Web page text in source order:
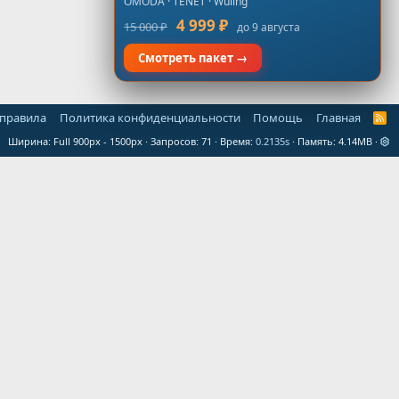
Политика конфиденциальности Помощь Главная
R
S
Ширина Запросов 71 Время 0.2135s Память 4.14MB
15 000 ₽ 4 999 ₽ до 9 августа
Смотреть пакет →